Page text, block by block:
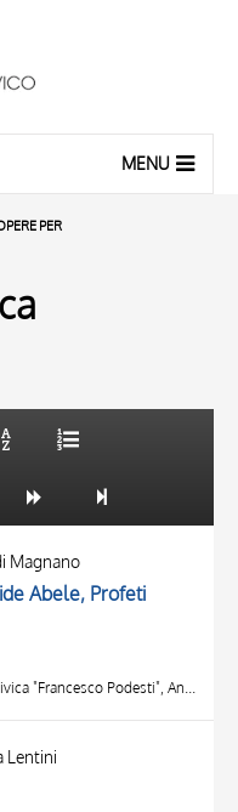
MENU
PER
AUTORE
LOCALIZZAZIONE
Magnano
Abele, Profeti
Pinacoteca Civica "Francesco Podesti", Ancona
Lentini